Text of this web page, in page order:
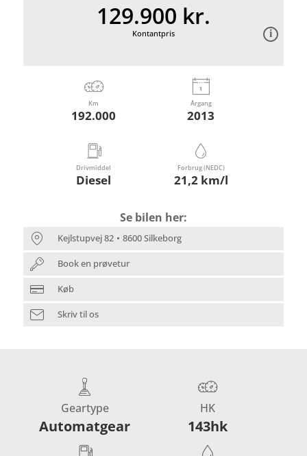
129.900 kr.
Kontantpris
Km
192.000
Årgang
2013
Drivmiddel
Diesel
Forbrug (NEDC)
21,2 km/l
Se bilen her:
Kejlstupvej 82 8600 Silkeborg
Book en prøvetur
Køb
Skriv til os
Geartype
Automatgear
HK
143hk